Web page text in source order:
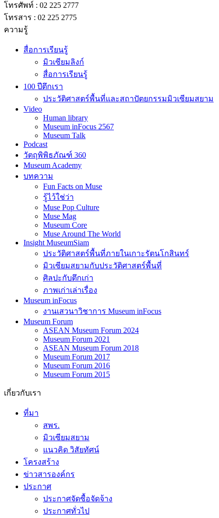
โทรศัพท์ : 02 225 2777
โทรสาร : 02 225 2775
ความรู้
สื่อการเรียนรู้
มิวเซียมลิงก์
สื่อการเรียนรู้
100 ปีตึกเรา
ประวัติศาสตร์พื้นที่และสถาปัตยกรรมมิวเซียมสยาม
Video
Human library
Museum inFocus 2567
Museum Talk
Podcast
วัตถุพิพิธภัณฑ์ 360
Museum Academy
บทความ
Fun Facts on Muse
รู้ไว้ใช่ว่า
Muse Pop Culture
Muse Mag
Museum Core
Muse Around The World
Insight MuseumSiam
ประวัติศาสตร์พื้นที่ภายในเกาะรัตนโกสินทร์
มิวเซียมสยามกับประวัติศาสตร์พื้นที่
ศิลปะกับตึกเก่า
ภาพเก่าเล่าเรื่อง
Museum inFocus
งานเสวนาวิชาการ Museum inFocus
Museum Forum
ASEAN Museum Forum 2024
Museum Forum 2021
ASEAN Museum Forum 2018
Museum Forum 2017
Museum Forum 2016
Museum Forum 2015
เกี่ยวกับเรา
ที่มา
สพร.
มิวเซียมสยาม
แนวคิด วิสัยทัศน์
โครงสร้าง
ข่าวสารองค์กร
ประกาศ
ประกาศจัดซื้อจัดจ้าง
ประกาศทั่วไป